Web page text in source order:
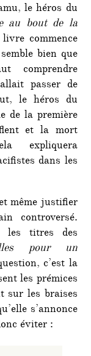
le héros du
au bout de la
commence
bien que
comprendre
passer de
le héros du
de la première
et la mort
expliquera
dans les
même justifier
controversé.
les titres des
pour un
c’est la
les prémices
sur les braises
s’annonce
éviter :